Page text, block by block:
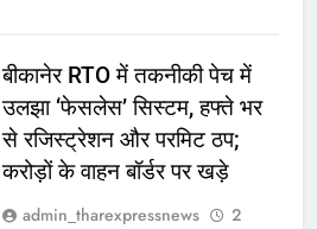
बीकानेर RTO में तकनीकी पेच में
उलझा ‘फेसलेस’ सिस्टम, हफ्ते भर
से रजिस्ट्रेशन और परमिट ठप;
करोड़ों के वाहन बॉर्डर पर खड़े
admin_tharexpressnews
2